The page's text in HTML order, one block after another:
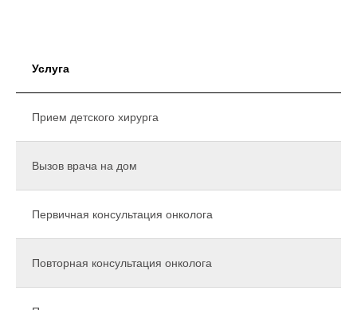
Услуга
Прием детского хирурга
Вызов врача на дом
Первичная консультация онколога
Повторная консультация онколога